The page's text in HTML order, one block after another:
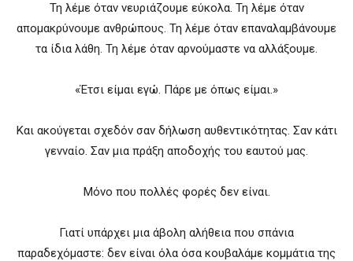
Τη λέμε όταν νευριάζουμε εύκολα. Τη λέμε όταν
απομακρύνουμε ανθρώπους. Τη λέμε όταν επαναλαμβάνουμε
τα ίδια λάθη. Τη λέμε όταν αρνούμαστε να αλλάξουμε.
«Έτσι είμαι εγώ. Πάρε με όπως είμαι.»
Και ακούγεται σχεδόν σαν δήλωση αυθεντικότητας. Σαν κάτι
γενναίο. Σαν μια πράξη αποδοχής του εαυτού μας.
Μόνο που πολλές φορές δεν είναι.
Γιατί υπάρχει μια άβολη αλήθεια που σπάνια
παραδεχόμαστε: δεν είναι όλα όσα κουβαλάμε κομμάτια της